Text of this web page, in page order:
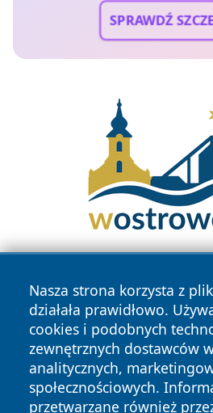
SPRAWDŹ
Nasza strona korzysta z
działała prawidłowo.
cookies i podobnych
zewnętrznych dostawców
analitycznych,
społecznościowych.
przetwarzane również
Copyright © 2026 tuzamosc.pl